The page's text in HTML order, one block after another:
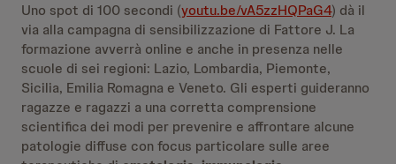
Uno spot di 100 secondi (youtu.be/vA5zzHQPaG4) dà il
via alla campagna di sensibilizzazione di Fattore J. La
formazione avverrà online e anche in presenza nelle
scuole di sei regioni: Lazio, Lombardia, Piemonte,
Sicilia, Emilia Romagna e Veneto. Gli esperti guideranno
ragazze e ragazzi a una corretta comprensione
scientifica dei modi per prevenire e affrontare alcune
patologie diffuse con focus particolare sulle aree